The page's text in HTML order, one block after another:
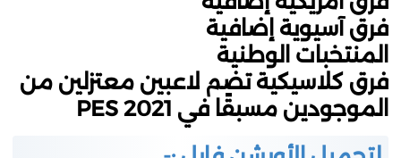
فرق آسيوية إضافية
المنتخبات الوطنية
فرق كلاسيكية تضم لاعبين معتزلين من
الموجودين مسبقًا في PES 2021